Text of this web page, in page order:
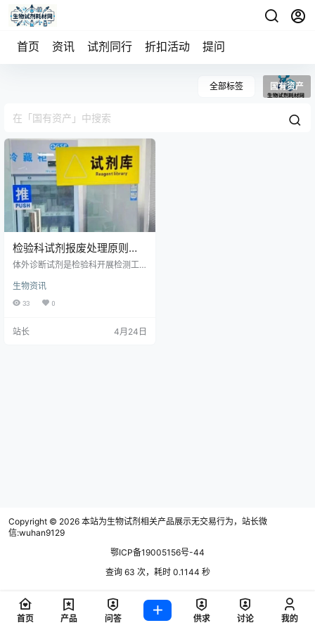
首页 资讯 试剂同行 折扣活动 提问
全部标签 国有资产
检验科试剂报废处理原则与
流程【2026版】
体外诊断试剂是检验科开展检测工
资。随着医疗机构检验项目不断扩
容、试剂品类与用量持续增长，过
实验室质量安全、院感防控、环保
生物资讯
33 0
站长 4月24日
Copyright © 2026 本站为生物试剂相关产品展示无交易行为，站长微
信:wuhan9129
鄂ICP备19005156号-44
查询 63 次，耗时 0.1144 秒
首页 产品 问答 供求 讨论 我的